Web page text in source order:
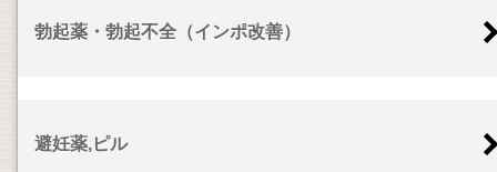
勃起薬・勃起不全（インポ改善）
避妊薬,ピル